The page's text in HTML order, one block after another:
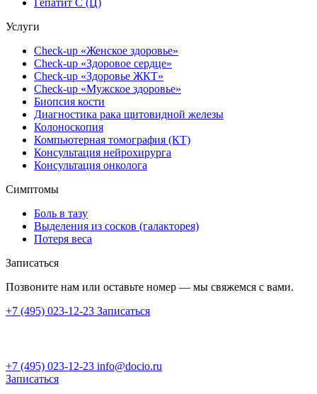
Гепатит C (Ц)
Услуги
Check-up «Женское здоровье»
Check-up «Здоровое сердце»
Check-up «Здоровье ЖКТ»
Check-up «Мужское здоровье»
Биопсия кости
Диагностика рака щитовидной железы
Колоноскопия
Компьютерная томография (КТ)
Консультация нейрохирурга
Консультация онколога
Симптомы
Боль в тазу
Выделения из сосков (галакторея)
Потеря веса
Записаться
Позвоните нам или оставьте номер — мы свяжемся с вами.
+7 (495) 023-12-23 Записаться
+7 (495) 023-12-23 info@docio.ru
Записаться